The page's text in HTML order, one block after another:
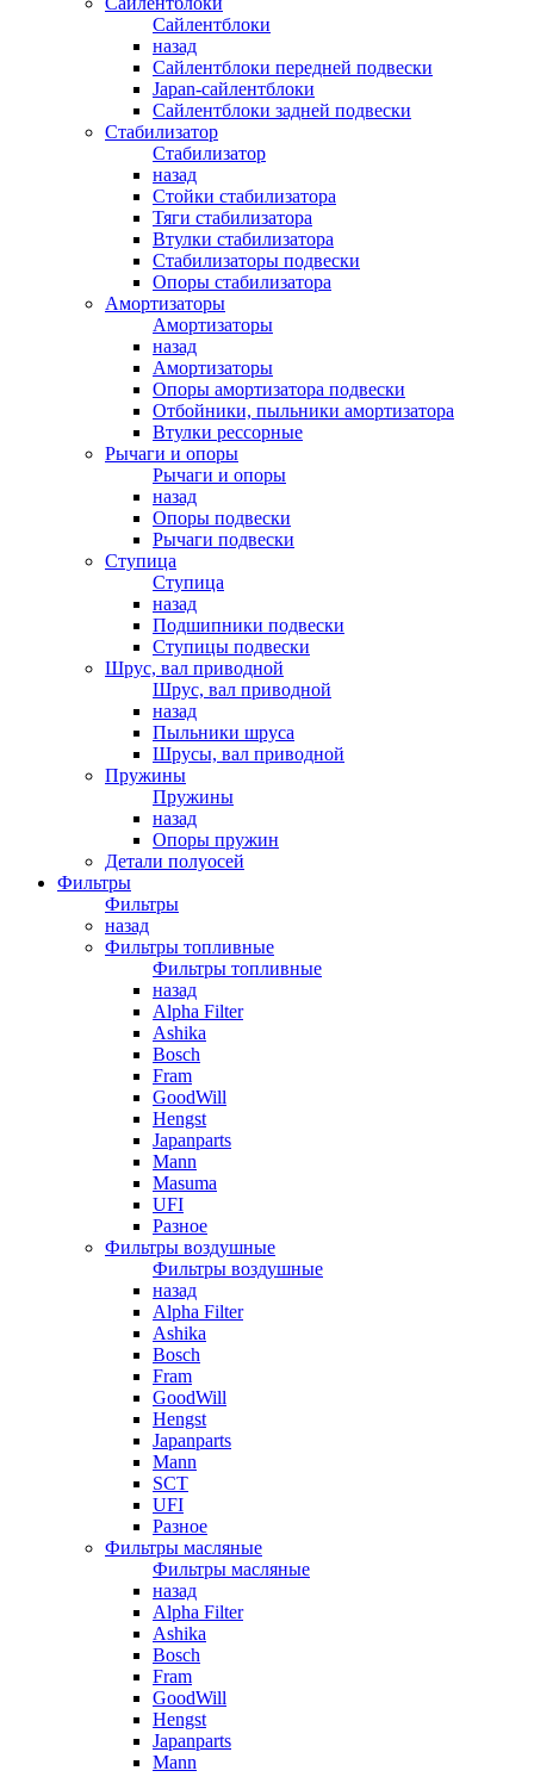
Сайлентблоки
назад
Сайлентблоки передней подвески
Japan-сайлентблоки
Сайлентблоки задней подвески
Стабилизатор
Стабилизатор
назад
Стойки стабилизатора
Тяги стабилизатора
Втулки стабилизатора
Стабилизаторы подвески
Опоры стабилизатора
Амортизаторы
Амортизаторы
назад
Амортизаторы
Опоры амортизатора подвески
Отбойники, пыльники амортизатора
Втулки рессорные
Рычаги и опоры
Рычаги и опоры
назад
Опоры подвески
Рычаги подвески
Ступица
Ступица
назад
Подшипники подвески
Ступицы подвески
Шрус, вал приводной
Шрус, вал приводной
назад
Пыльники шруса
Шрусы, вал приводной
Пружины
Пружины
назад
Опоры пружин
Детали полуосей
Фильтры
Фильтры
назад
Фильтры топливные
Фильтры топливные
назад
Alpha Filter
Ashika
Bosch
Fram
GoodWill
Hengst
Japanparts
Mann
Masuma
UFI
Разное
Фильтры воздушные
Фильтры воздушные
назад
Alpha Filter
Ashika
Bosch
Fram
GoodWill
Hengst
Japanparts
Mann
SCT
UFI
Разное
Фильтры масляные
Фильтры масляные
назад
Alpha Filter
Ashika
Bosch
Fram
GoodWill
Hengst
Japanparts
Mann